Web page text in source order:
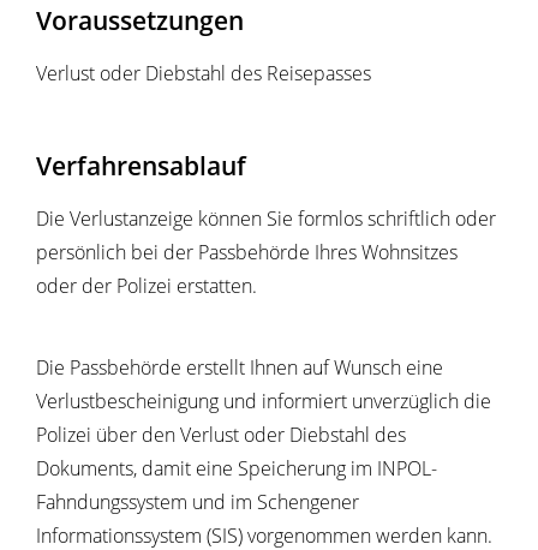
Voraussetzungen
Verlust oder Diebstahl des Reisepasses
Verfahrensablauf
Die Verlustanzeige können Sie formlos schriftlich oder
persönlich bei der Passbehörde Ihres Wohnsitzes
oder der Polizei erstatten.
Die Passbehörde erstellt Ihnen auf Wunsch eine
Verlustbescheinigung und informiert unverzüglich die
Polizei über den Verlust oder Diebstahl des
Dokuments, damit eine Speicherung im INPOL-
Fahndungssystem und im Schengener
Informationssystem (SIS) vorgenommen werden kann.